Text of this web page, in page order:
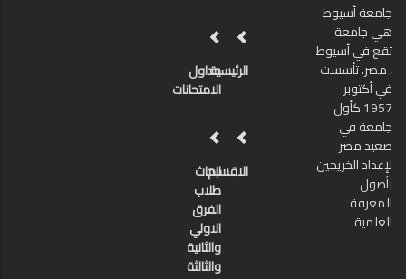
جامعة أسيوط
هي جامعة
تقع في أسيوط
، مصر. تأسست
في أكتوبر
1957 كأول
جامعة في
صعيد مصر
لإعداد الخريجين
بأصول
المعرفة
العلمية.
الرئيسيةجداول
الامتحانات
الاقسامابحاث
طلاب
الفرق
الاولي
والثانية
والثالثة